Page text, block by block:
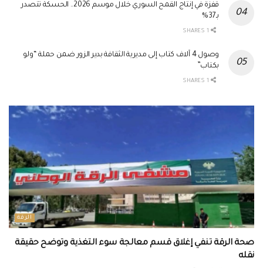
قفزة في إنتاج القمح السوري خلال موسم 2026.. الحسكة تتصدر
بـ37%
وصول 4 آلاف كتاب إلى مديرية الثقافة بدير الزور ضمن حملة “ولو
بكتاب”
الرقة
صحة الرقة تنفي إغلاق قسم معالجة سوء التغذية وتوضح حقيقة
نقله